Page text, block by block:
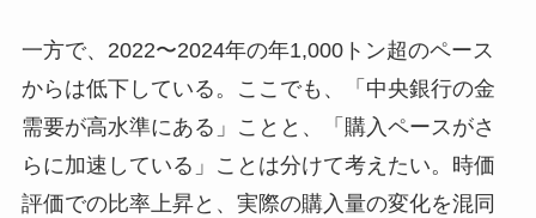
一方で、2022〜2024年の年1,000トン超のペース
からは低下している。ここでも、「中央銀行の金
需要が高水準にある」ことと、「購入ペースがさ
らに加速している」ことは分けて考えたい。時価
評価での比率上昇と、実際の購入量の変化を混同